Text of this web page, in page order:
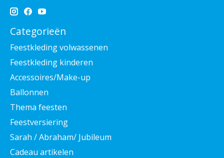
Categorieën
Feestkleding volwassenen
Feestkleding kinderen
Accessoires/Make-up
Ballonnen
Thema feesten
Feestversiering
Sarah / Abraham/ Jubileum
Cadeau artikelen